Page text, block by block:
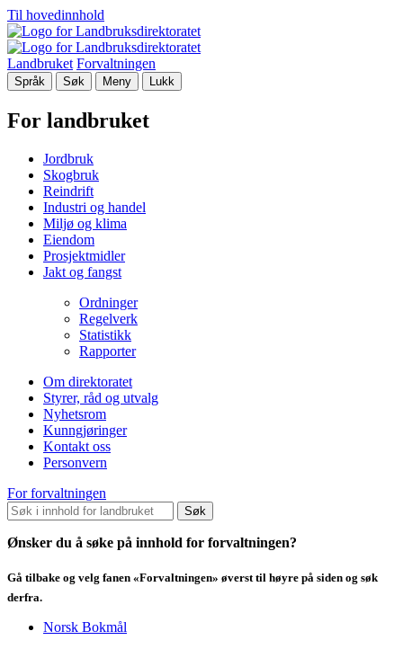
Til hovedinnhold
Landbruket Forvaltningen
Språk Søk Meny Lukk
For landbruket
Jordbruk
Skogbruk
Reindrift
Industri og handel
Miljø og klima
Eiendom
Prosjektmidler
Jakt og fangst
Ordninger
Regelverk
Statistikk
Rapporter
Om direktoratet
Styrer, råd og utvalg
Nyhetsrom
Kunngjøringer
Kontakt oss
Personvern
For forvaltningen
Søk
Ønsker du å søke på innhold for forvaltningen?
Gå tilbake og velg fanen «Forvaltningen» øverst til høyre på siden og søk
derfra.
Norsk Bokmål